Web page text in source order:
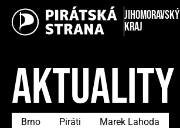
Jihomoravský
kraj
AKTUALITY
Brno Piráti
Marek Lahoda